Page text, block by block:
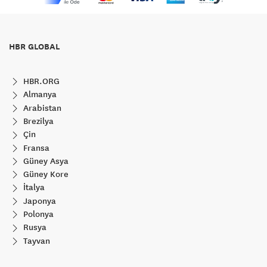
HBR GLOBAL
HBR.ORG
Almanya
Arabistan
Brezilya
Çin
Fransa
Güney Asya
Güney Kore
İtalya
Japonya
Polonya
Rusya
Tayvan